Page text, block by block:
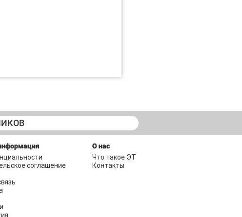
соглашение
О нас
Что такое ЭТ
Контакты